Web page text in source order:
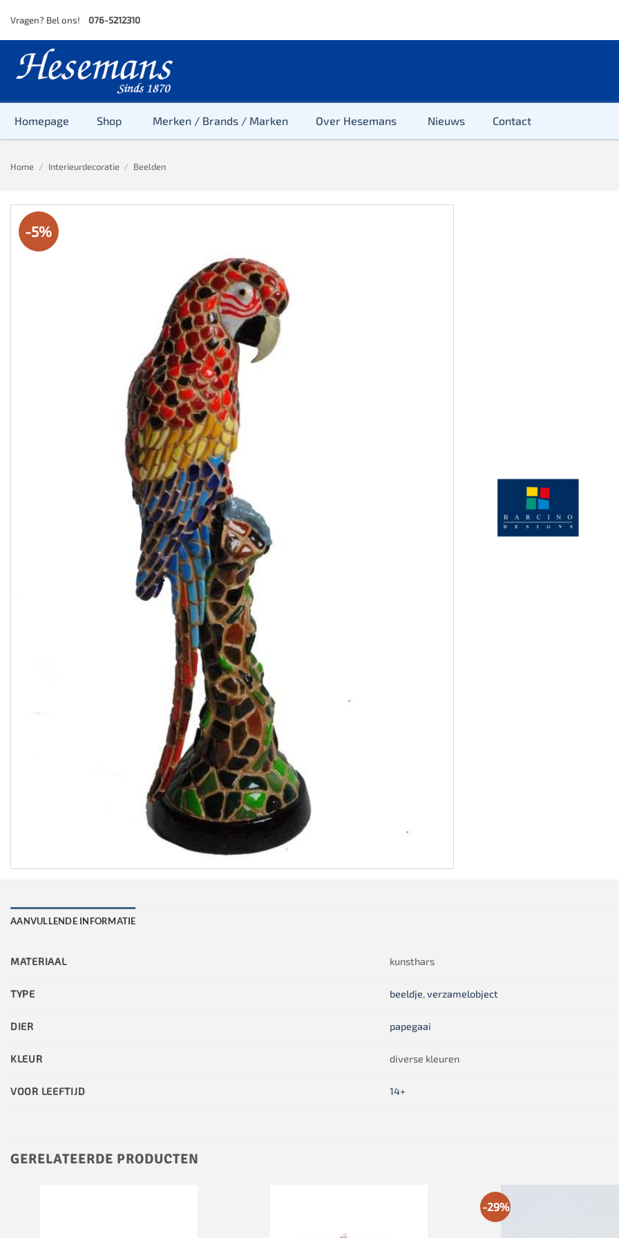
content
Vragen? Bel ons! 076-5212310
Homepage Shop
Baby, Peuter & Kleuter
Peuter & Kleuter
Merken / Brands / Marken Over Hesemans Nieuws Contact
Home / Interieurdecoratie / Beelden
-5%
AANVULLENDE INFORMATIE
MATERIAAL kunsthars
TYPE beeldje,verzamelobject
DIER papegaai
KLEUR diverse kleuren
VOOR LEEFTIJD 14+
GERELATEERDE PRODUCTEN
-29%